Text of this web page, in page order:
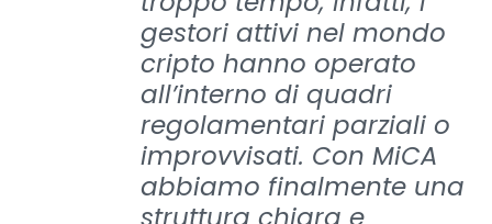
gestori attivi nel mondo
cripto hanno operato
all’interno di quadri
regolamentari parziali o
improvvisati. Con MiCA
abbiamo finalmente una